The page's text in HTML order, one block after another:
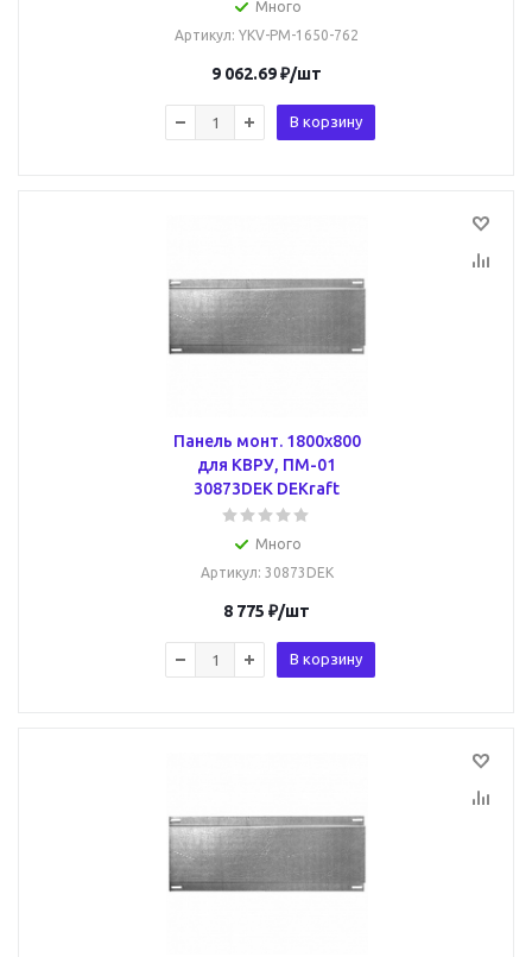
Много
Артикул: YKV-PM-1650-762
9 062.69₽/шт
В корзину
Панель монт. 1800х800
для КВРУ, ПМ-01
30873DEK DEKraft
Много
Артикул: 30873DEK
8 775 ₽/шт
В корзину